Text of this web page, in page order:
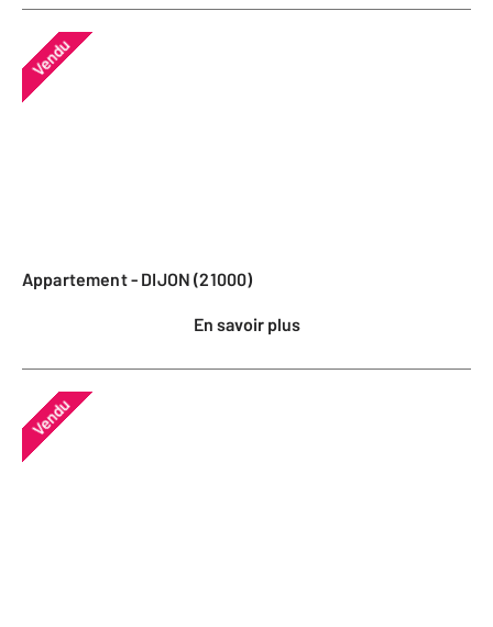
Vendu
Appartement - DIJON (21000)
En savoir plus
Vendu